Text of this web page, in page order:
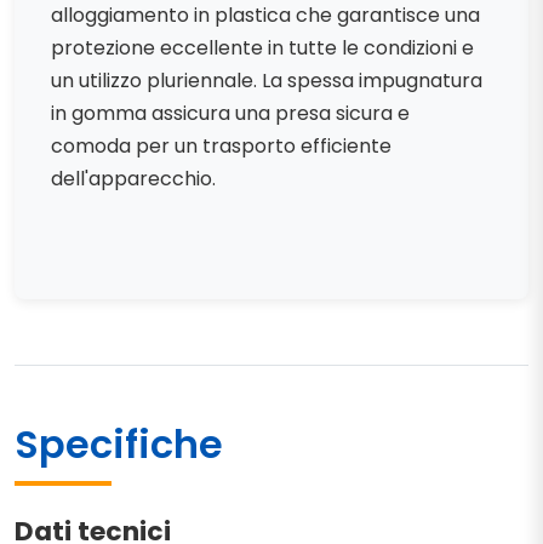
alloggiamento in plastica che garantisce una
protezione eccellente in tutte le condizioni e
un utilizzo pluriennale. La spessa impugnatura
in gomma assicura una presa sicura e
comoda per un trasporto efficiente
dell'apparecchio.
Specifiche
Dati tecnici